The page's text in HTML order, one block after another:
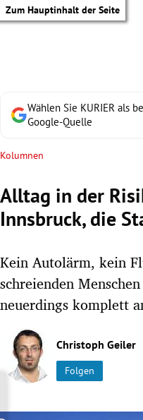
Zum Hauptinhalt der Seite
Untermenü
Untermenü
Untermenü
Wählen Sie KURIER als
Google-Quelle
Kolumnen
Alltag in der
Innsbruck, die
Kein Autolärm, kein
schreienden
neuerdings komplett
Christoph Geiler
Folgen